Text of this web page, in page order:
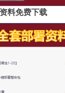
料免费下载